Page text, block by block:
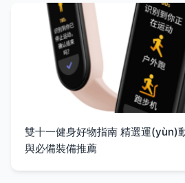
雙十一健身好物指南 精選運
與必備裝備推薦